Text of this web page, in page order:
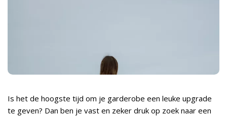
Is het de hoogste tijd om je garderobe een leuke upgrade
te geven? Dan ben je vast en zeker druk op zoek naar een